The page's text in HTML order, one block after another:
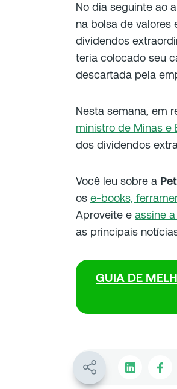
No dia seguinte ao
na bolsa de valores
dividendos
teria colocado seu
descartada pela
Nesta semana, em
ministro de Minas e
dos dividendos
Você leu sobre a
os e-books,
Aproveite e assine
as principais
GUIA DE